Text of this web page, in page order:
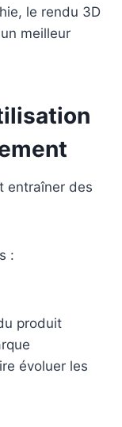
le rendu 3D
meilleur
entraîner des
:
produit
évoluer les